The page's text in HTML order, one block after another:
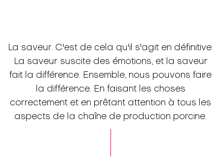
La saveur. C'est de cela qu'il s'agit en définitive.
La saveur suscite des émotions, et la saveur
fait la différence. Ensemble, nous pouvons faire
la différence. En faisant les choses
correctement et en prêtant attention à tous les
aspects de la chaîne de production porcine.